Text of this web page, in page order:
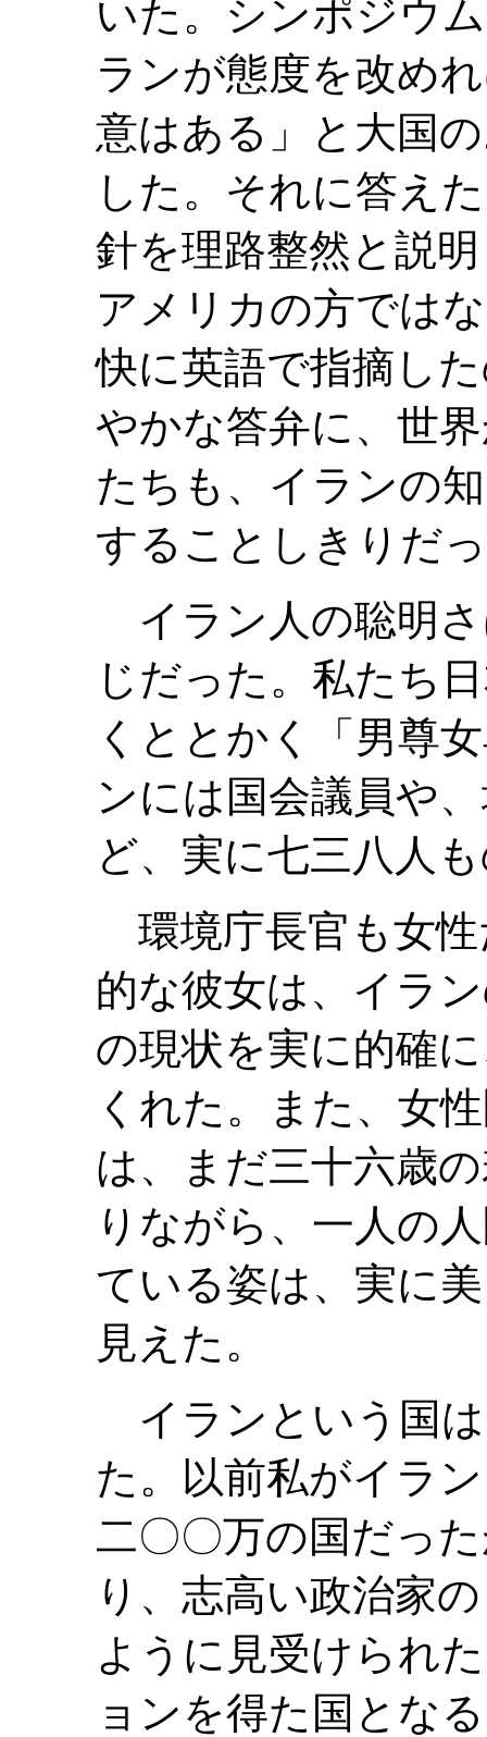
いた。シンポジウ
ランが態度を改め
意はある」と大国
した。それに答え
針を理路整然と説
アメリカの方では
快に英語で指摘し
やかな答弁に、世
たちも、イランの
することしきりだ
イラン人の聡明
じだった。私たち
くととかく「男尊
ンには国会議員や
ど、実に七三八人
環境庁長官も女性
的な彼女は、イラ
の現状を実に的確
くれた。また、女
は、まだ三十六歳
りながら、一人の
ている姿は、実に
見えた。
イランという国
た。以前私がイラ
二〇〇万の国だっ
り、志高い政治家
ように見受けられ
ョンを得た国とな